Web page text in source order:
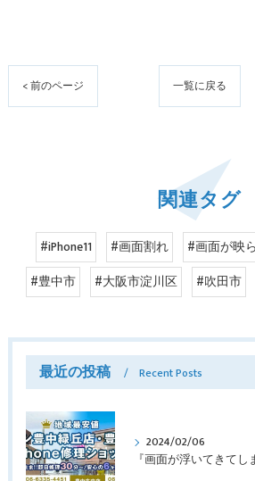
< 前のページ 一覧に戻る
関連タグ
#iPhone11 #画面割れ #画面が映
#豊中市
#大阪市淀川区 #吹田市
最近の投稿 Recent Posts
2024/02/06